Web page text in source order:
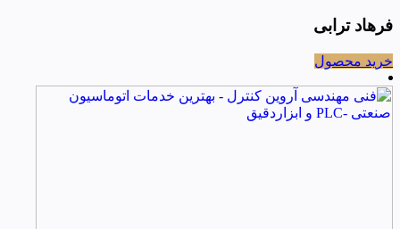
فرهاد ترابی
خرید محصول